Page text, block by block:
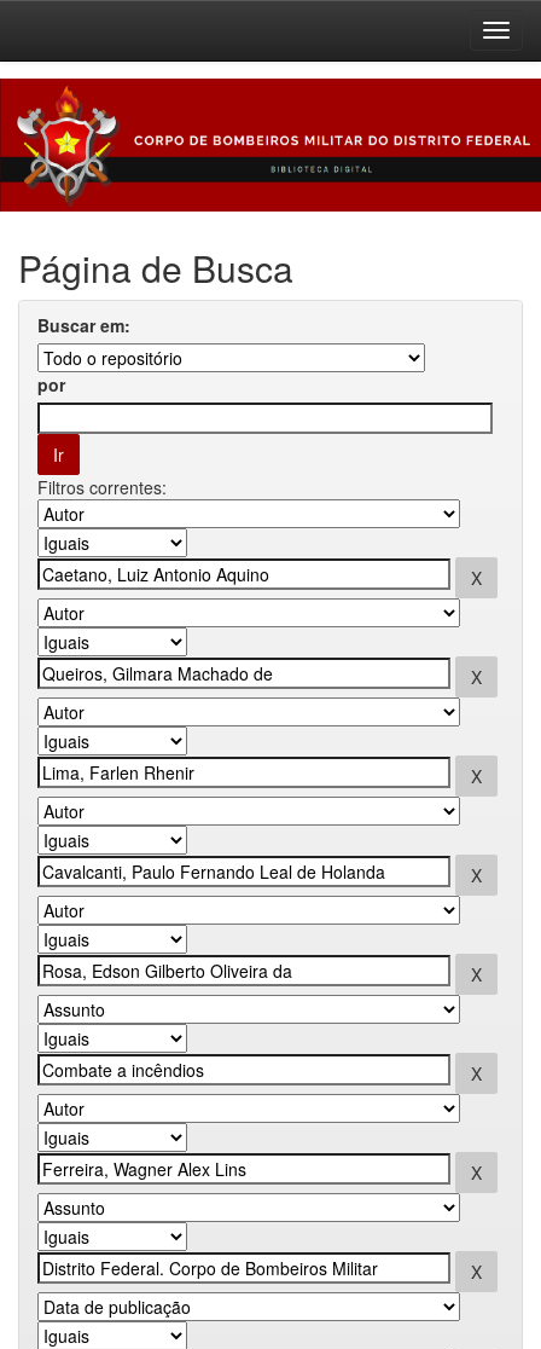
navigation
Página de Busca
Buscar em:
por
Filtros correntes: